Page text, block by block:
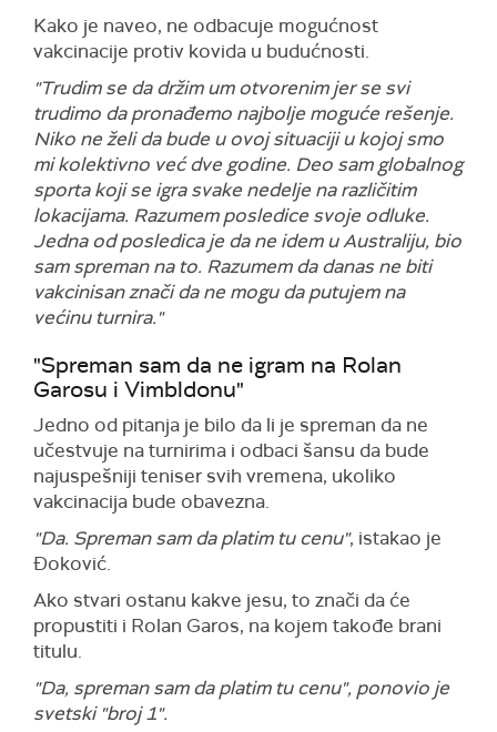
Kako je naveo, ne odbacuje mogućnost
vakcinacije protiv kovida u budućnosti.
"Trudim se da držim um otvorenim jer se svi
trudimo da pronađemo najbolje moguće rešenje.
Niko ne želi da bude u ovoj situaciji u kojoj smo
mi kolektivno već dve godine. Deo sam globalnog
sporta koji se igra svake nedelje na različitim
lokacijama. Razumem posledice svoje odluke.
Jedna od posledica je da ne idem u Australiju, bio
sam spreman na to. Razumem da danas ne biti
vakcinisan znači da ne mogu da putujem na
većinu turnira."
"Spreman sam da ne igram na Rolan
Garosu i Vimbldonu"
Jedno od pitanja je bilo da li je spreman da ne
učestvuje na turnirima i odbaci šansu da bude
najuspešniji teniser svih vremena, ukoliko
vakcinacija bude obavezna.
"Da. Spreman sam da platim tu cenu", istakao je
Đoković.
Ako stvari ostanu kakve jesu, to znači da će
propustiti i Rolan Garos, na kojem takođe brani
titulu.
"Da, spreman sam da platim tu cenu", ponovio je
svetski "broj 1".